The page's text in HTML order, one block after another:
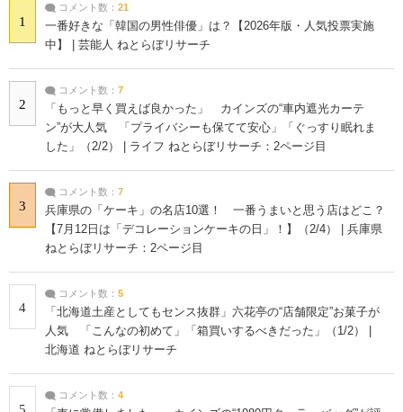
1
コメント数： 21
一番好きな「韓国の男性俳優」は？【2026年版・人気投票実施
中】 | 芸能人 ねとらぼリサーチ
2
コメント数： 7
「もっと早く買えば良かった」 カインズの“車内遮光カーテ
ン”が大人気 「プライバシーも保てて安心」「ぐっすり眠れま
した」（2/2） | ライフ ねとらぼリサーチ：2ページ目
3
コメント数： 7
兵庫県の「ケーキ」の名店10選！ 一番うまいと思う店はどこ？
【7月12日は「デコレーションケーキの日」！】（2/4） | 兵庫県
ねとらぼリサーチ：2ページ目
4
コメント数： 5
「北海道土産としてもセンス抜群」六花亭の“店舗限定”お菓子が
人気 「こんなの初めて」「箱買いするべきだった」（1/2） |
北海道 ねとらぼリサーチ
コメント数： 4